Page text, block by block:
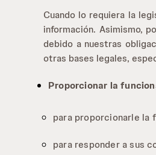
Cuando lo requiera la
información. Asimismo,
debido a nuestras
otras bases legales,
Proporcionar la
para proporcionarle la
para responder a sus